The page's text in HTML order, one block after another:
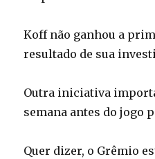
Koff não ganhou a
resultado de sua
Outra iniciativa
semana antes do jogo
Quer dizer, o Grêmio